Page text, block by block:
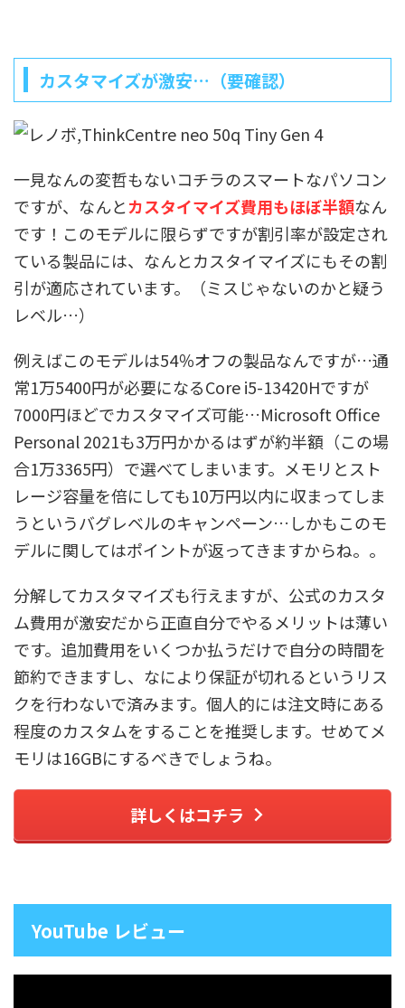
カスタマイズが激安…（要確認）
一見なんの変哲もないコチラのスマートなパソコン
ですが、なんとカスタイマイズ費用もほぼ半額なん
です！このモデルに限らずですが割引率が設定され
ている製品には、なんとカスタイマイズにもその割
引が適応されています。（ミスじゃないのかと疑う
レベル…）
例えばこのモデルは54％オフの製品なんですが…通
常1万5400円が必要になるCore i5-13420Hですが
7000円ほどでカスタマイズ可能…Microsoft Office
Personal 2021も3万円かかるはずが約半額（この場
合1万3365円）で選べてしまいます。メモリとスト
レージ容量を倍にしても10万円以内に収まってしま
うというバグレベルのキャンペーン…しかもこのモ
デルに関してはポイントが返ってきますからね。。
分解してカスタマイズも行えますが、公式のカスタ
ム費用が激安だから正直自分でやるメリットは薄い
です。追加費用をいくつか払うだけで自分の時間を
節約できますし、なにより保証が切れるというリス
クを行わないで済みます。個人的には注文時にある
程度のカスタムをすることを推奨します。せめてメ
モリは16GBにするべきでしょうね。
詳しくはコチラ
YouTube レビュー